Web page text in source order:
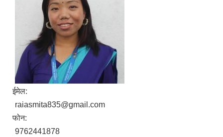
ईमेल:
raiasmita835@gmail.com
फोन:
9762441878